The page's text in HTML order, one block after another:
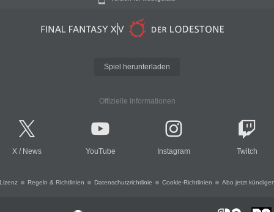
Spiel herunterladen
Offizielle Informationen
X / News YouTube Instagram Twitch
Regeln & Richtlinien Datenschutzrichtlinie Cookie-Richtlinien Abo jetzt